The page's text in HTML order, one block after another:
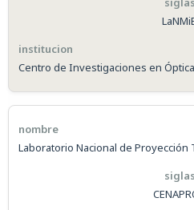
Centro de Investigaciones en
Laboratorio Nacional de Proyección